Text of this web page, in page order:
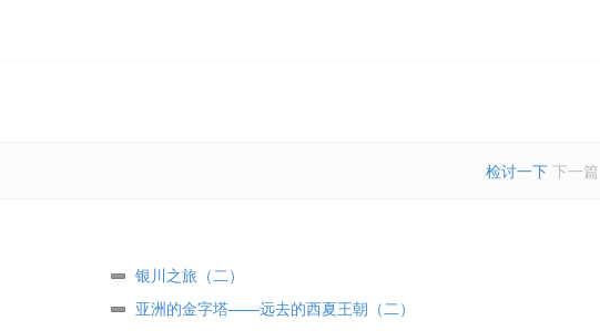
检讨一下 下一篇
银川之旅（二）
亚洲的金字塔——远去的西夏王朝（二）